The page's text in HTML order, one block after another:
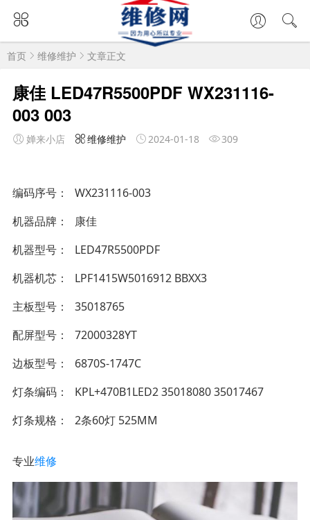
首页 维修维护 文章正文
康佳 LED47R5500PDF WX231116-
003 003
婵来小店 维修维护 2024-01-18 309
编码序号
WX231116-003
机器品牌
康佳
机器型号
LED47R5500PDF
机器机芯
LPF1415W5016912 BBXX3
主板型号
35018765
配屏型号
72000328YT
边板型号
6870S-1747C
灯条编码
KPL+470B1LED2 35018080 35017467
灯条规格
2条60灯 525MM
专业维修